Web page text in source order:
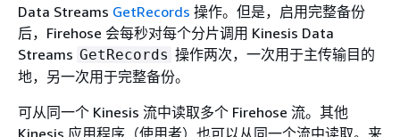
Data Streams GetRecords 操作。但是，启用完整备份
后，Firehose 会每秒对每个分片调用 Kinesis Data
Streams GetRecords 操作两次，一次用于主传输目的
地，另一次用于完整备份。
可从同一个 Kinesis 流中读取多个 Firehose 流。其他
Kinesis 应用程序（使用者）也可以从同一个流中读取。来